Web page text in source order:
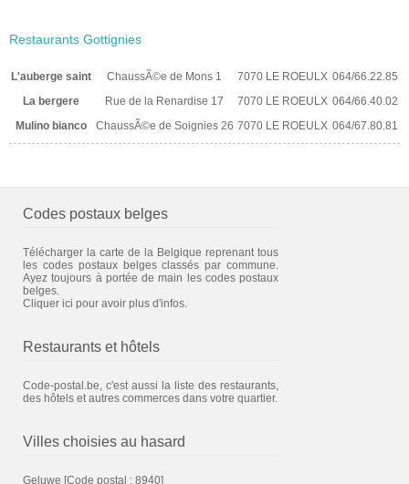
Restaurants Gottignies
L'auberge saint ChaussÃ©e de Mons 1 7070 LE ROEULX 064/66.22.85
La bergere
Rue de la Renardise 17 7070 LE ROEULX 064/66.40.02
Mulino bianco
ChaussÃ©e de Soignies 26 7070 LE ROEULX 064/67.80.81
Codes postaux belges
Télécharger la carte de la Belgique reprenant tous
les codes postaux belges classés par commune.
Ayez toujours à portée de main les codes postaux
belges.
Cliquer ici pour avoir plus d'infos.
Restaurants et hôtels
Code-postal.be, c'est aussi la liste des restaurants,
des hôtels et autres commerces dans votre quartier.
Villes choisies au hasard
Geluwe [Code postal : 8940]